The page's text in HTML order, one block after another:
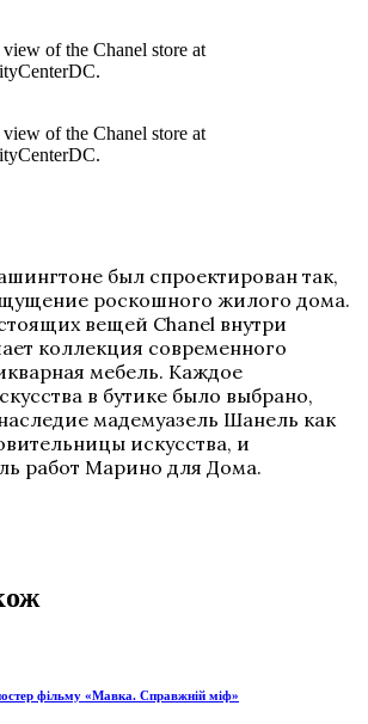
of the Chanel store at
of the Chanel store at
был спроектирован так,
роскошного жилого дома.
вещей Chanel внутри
коллекция современного
мебель. Каждое
в бутике было выбрано,
мадемуазель Шанель как
искусства, и
работ Марино для Дома.
фільму «Мавка. Справжній міф»